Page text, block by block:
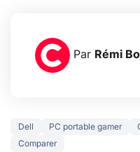
Par Rémi
Dell PC portable gamer
Comparer